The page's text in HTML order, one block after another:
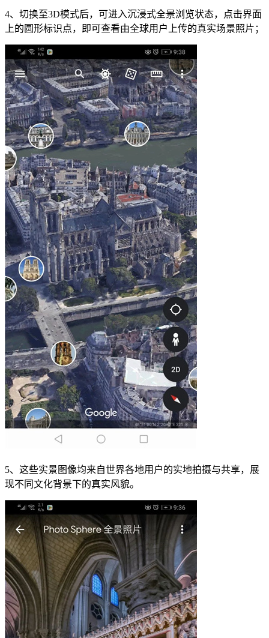
4、切换至3D模式后，可进入沉浸式全景浏览状态，点击界面
上的圆形标识点，即可查看由全球用户上传的真实场景照片；
5、这些实景图像均来自世界各地用户的实地拍摄与共享，展
现不同文化背景下的真实风貌。